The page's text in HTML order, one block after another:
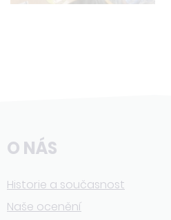
O NÁS
Historie a současnost
Naše ocenění